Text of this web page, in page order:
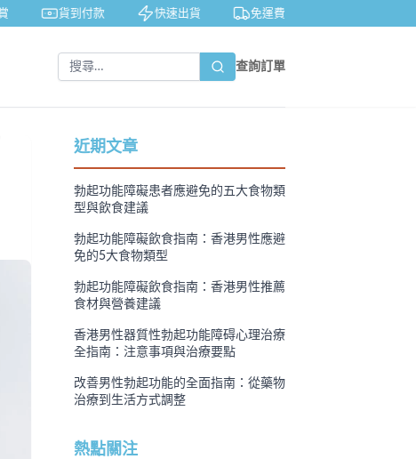
貨到付款 快速出貨 免運費
查詢訂單
近期文章
勃起功能障礙患者應避免的五大食物類
型與飲食建議
勃起功能障礙飲食指南：香港男性應避
免的5大食物類型
勃起功能障礙飲食指南：香港男性推薦
食材與營養建議
香港男性器質性勃起功能障碍心理治療
全指南：注意事項與治療要點
改善男性勃起功能的全面指南：從藥物
治療到生活方式調整
熱點關注